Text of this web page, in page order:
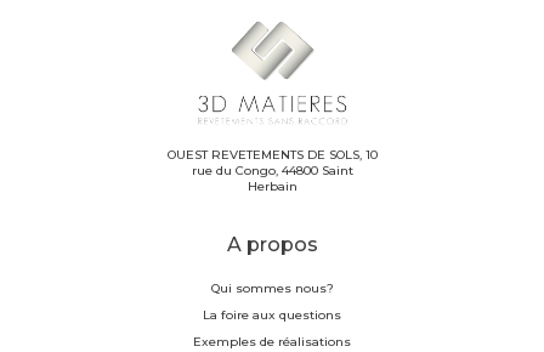
OUEST REVETEMENTS DE SOLS, 10
rue du Congo, 44800 Saint
Herbain
A propos
Qui sommes nous?
La foire aux questions
Exemples de réalisations